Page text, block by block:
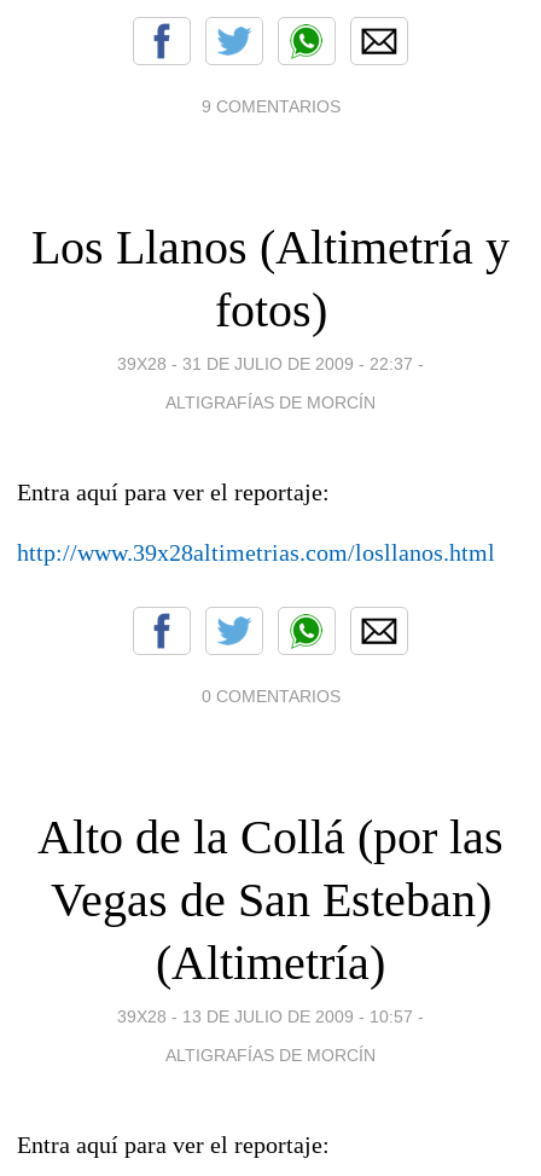
9 COMENTARIOS
Los Llanos (Altimetría y
fotos)
39X28 - 31 DE JULIO DE 2009 - 22:37 -
ALTIGRAFÍAS DE MORCÍN
Entra aquí para ver el reportaje:
http://www.39x28altimetrias.com/losllanos.html
0 COMENTARIOS
Alto de la Collá (por las
Vegas de San Esteban)
(Altimetría)
39X28 - 13 DE JULIO DE 2009 - 10:57 -
ALTIGRAFÍAS DE MORCÍN
Entra aquí para ver el reportaje: